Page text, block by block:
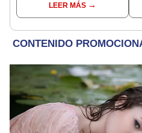
dentro de nuestras
facultades"
LEER MÁS